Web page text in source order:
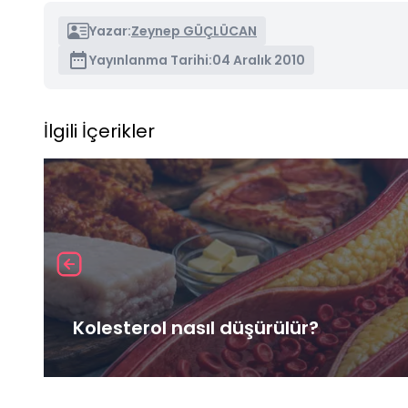
Yazar:Zeynep GÜÇLÜCAN
Yayınlanma Tarihi:04 Aralık 2010
İlgili İçerikler
Kolesterol nasıl düşürülür?